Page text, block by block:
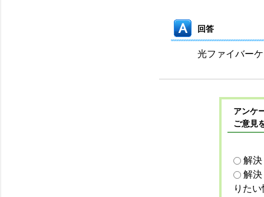
回答
光ファイバー
アンケ
ご意見
解
解
りた